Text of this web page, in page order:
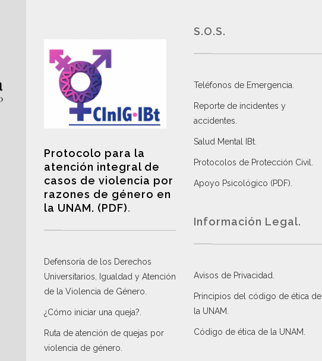
Protocolo para la
atención integral de
casos de violencia por
razones de género en
la UNAM. (PDF).
Defensoría de los Derechos
Universitarios, Igualdad y Atención
de la Violencia de Género
¿Cómo iniciar una queja?
Ruta de atención de quejas por
violencia de género
S.O.S.
Teléfonos de Emergencia.
Reporte de incidentes y
accidentes
Salud Mental IBt
Protocolos de Protección Civil
Apoyo Psicológico (PDF)
Información Legal.
Avisos de Privacidad
Principios del código de ética de
la UNAM
Código de ética de la UNAM